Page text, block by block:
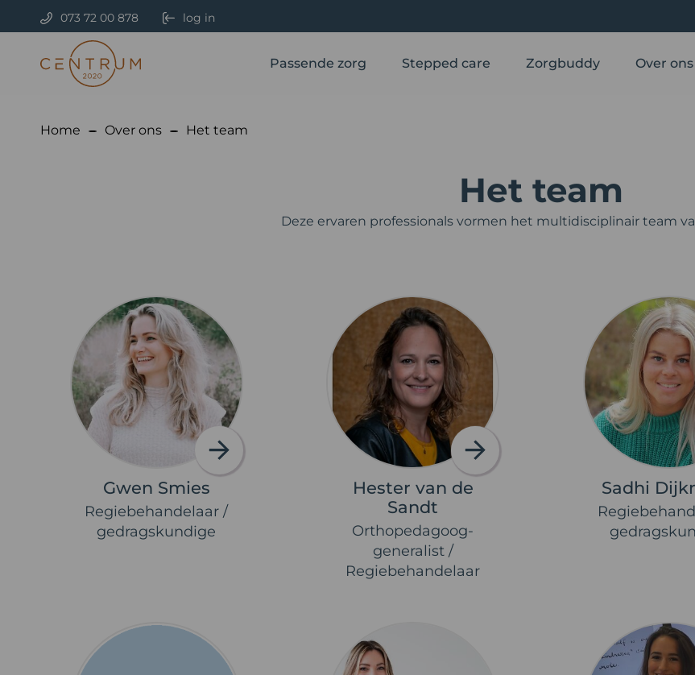
073 72 00 878 log in
Passende zorg Stepped care Zorgbuddy Over ons
Home Over ons Het team
Het team
Deze ervaren professionals vormen het multidisciplinair team
Gwen Smies
Regiebehandelaar /
gedragskundige
Hester van de
Sandt
Orthopedagoog-
generalist /
Regiebehandelaar
Sadhi